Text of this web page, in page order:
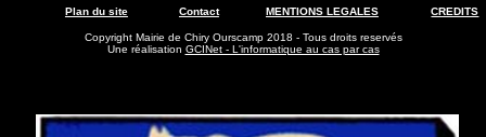
Plan du site Contact MENTIONS LEGALES CREDITS
Copyright Mairie de Chiry Ourscamp 2018 - Tous droits reservés
Une réalisation GCINet - L'informatique au cas par cas